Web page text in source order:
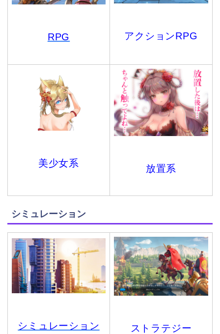
RPG アクションRPG
美少女系
放置系
シミュレーション
シミュレーション ストラテジー